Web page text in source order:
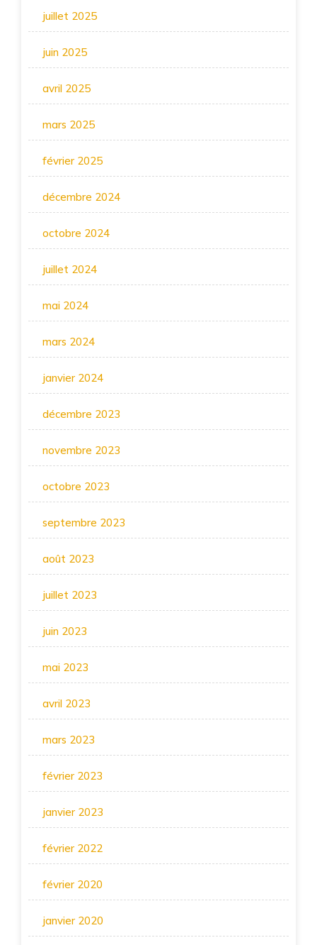
juillet 2025
juin 2025
avril 2025
mars 2025
février 2025
décembre 2024
octobre 2024
juillet 2024
mai 2024
mars 2024
janvier 2024
décembre 2023
novembre 2023
octobre 2023
septembre 2023
août 2023
juillet 2023
juin 2023
mai 2023
avril 2023
mars 2023
février 2023
janvier 2023
février 2022
février 2020
janvier 2020